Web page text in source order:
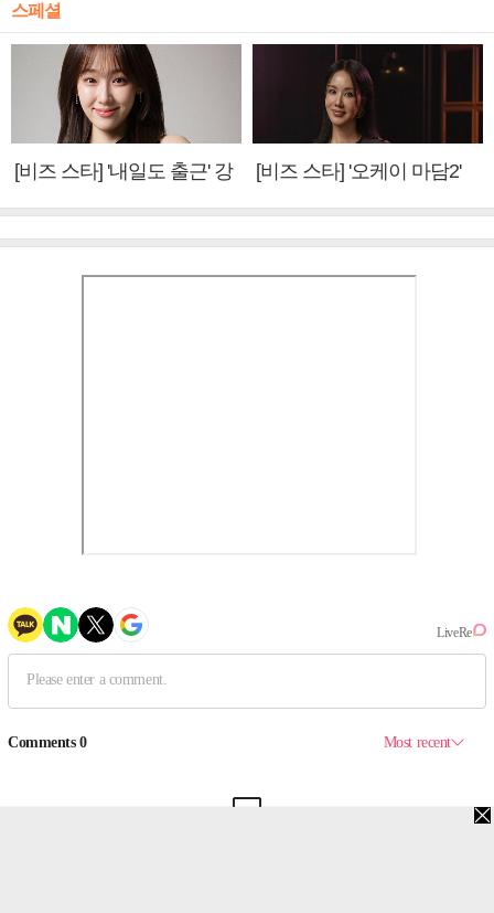
스페셜
[비즈 스타] '내일도 출근' 강
[비즈 스타] '오케이 마담2'